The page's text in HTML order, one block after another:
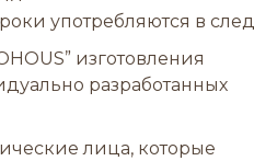
употребляются в
изготовления
разработанных
лица, которые